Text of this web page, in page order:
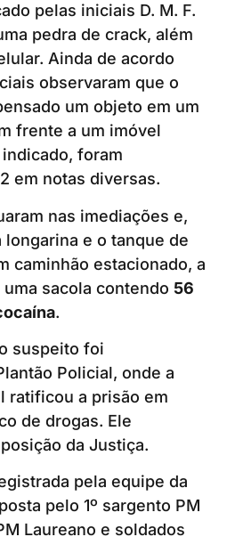
pelas iniciais D. M. F.
pedra de crack, além
Ainda de acordo
observaram que o
um objeto em um
frente a um imóvel
foram
em notas diversas.
nas imediações e,
e o tanque de
caminhão estacionado, a
sacola contendo 56
.
suspeito foi
Policial, onde a
ratificou a prisão em
de drogas. Ele
da Justiça.
pela equipe da
pelo 1º sargento PM
Laureano e soldados